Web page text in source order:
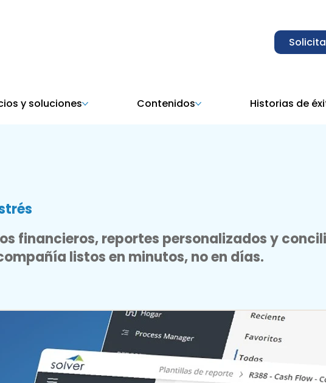
y soluciones Contenidos Historias de
financieros, reportes personalizados y
listos en minutos, no en días.